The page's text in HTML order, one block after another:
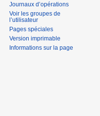
Journaux d’opérations
Voir les groupes de
l’utilisateur
Pages spéciales
Version imprimable
Informations sur la page